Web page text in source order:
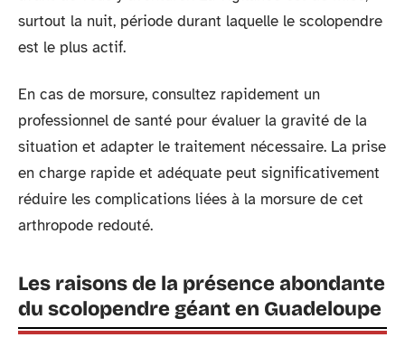
surtout la nuit, période durant laquelle le scolopendre
est le plus actif.
En cas de morsure, consultez rapidement un
professionnel de santé pour évaluer la gravité de la
situation et adapter le traitement nécessaire. La prise
en charge rapide et adéquate peut significativement
réduire les complications liées à la morsure de cet
arthropode redouté.
Les raisons de la présence abondante
du scolopendre géant en Guadeloupe